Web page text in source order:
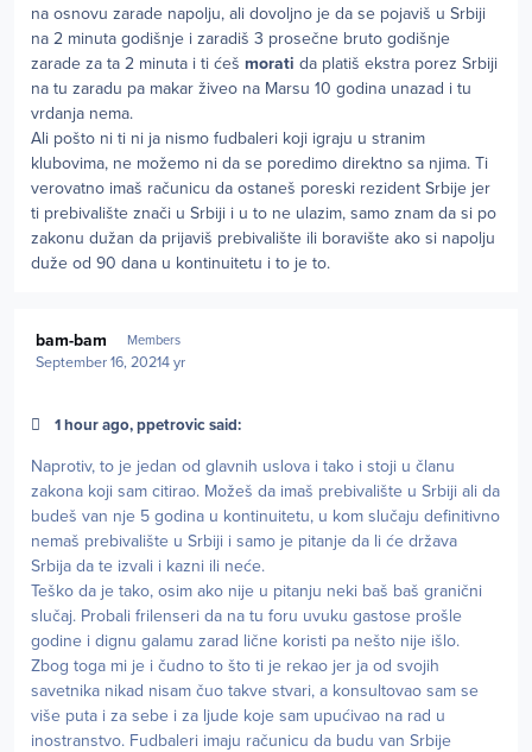
na osnovu zarade napolju, ali dovoljno je da se pojaviš u Srbiji
na 2 minuta godišnje i zaradiš 3 prosečne bruto godišnje
zarade za ta 2 minuta i ti ćeš morati da platiš ekstra porez Srbiji
na tu zaradu pa makar živeo na Marsu 10 godina unazad i tu
vrdanja nema.
Ali pošto ni ti ni ja nismo fudbaleri koji igraju u stranim
klubovima, ne možemo ni da se poredimo direktno sa njima. Ti
verovatno imaš računicu da ostaneš poreski rezident Srbije jer
ti prebivalište znači u Srbiji i u to ne ulazim, samo znam da si po
zakonu dužan da prijaviš prebivalište ili boravište ako si napolju
duže od 90 dana u kontinuitetu i to je to.
bam-bam Members
September 16, 20214 yr
1 hour ago, ppetrovic said:
Naprotiv, to je jedan od glavnih uslova i tako i stoji u članu
zakona koji sam citirao. Možeš da imaš prebivalište u Srbiji ali da
budeš van nje 5 godina u kontinuitetu, u kom slučaju definitivno
nemaš prebivalište u Srbiji i samo je pitanje da li će država
Srbija da te izvali i kazni ili neće.
Teško da je tako, osim ako nije u pitanju neki baš baš granični
slučaj. Probali frilenseri da na tu foru uvuku gastose prošle
godine i dignu galamu zarad lične koristi pa nešto nije išlo.
Zbog toga mi je i čudno to što ti je rekao jer ja od svojih
savetnika nikad nisam čuo takve stvari, a konsultovao sam se
više puta i za sebe i za ljude koje sam upućivao na rad u
inostranstvo. Fudbaleri imaju računicu da budu van Srbije